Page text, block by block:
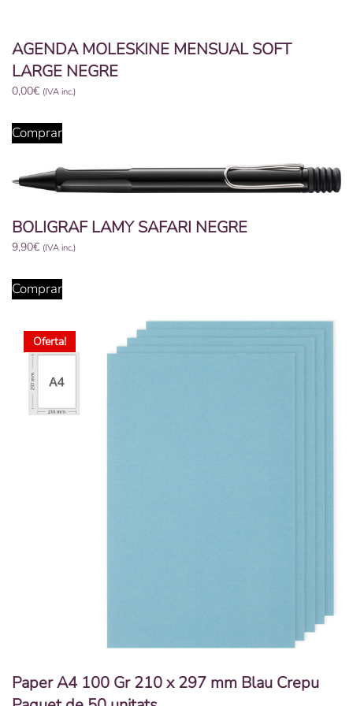
AGENDA MOLESKINE MENSUAL SOFT
LARGE NEGRE
0,00€ (IVA inc.)
Comprar
BOLIGRAF LAMY SAFARI NEGRE
9,90€ (IVA inc.)
Comprar
Oferta!
Paper A4 100 Gr 210 x 297 mm Blau Crepu